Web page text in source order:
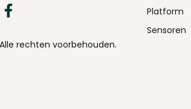
Platform
Sensoren
rechten voorbehouden.